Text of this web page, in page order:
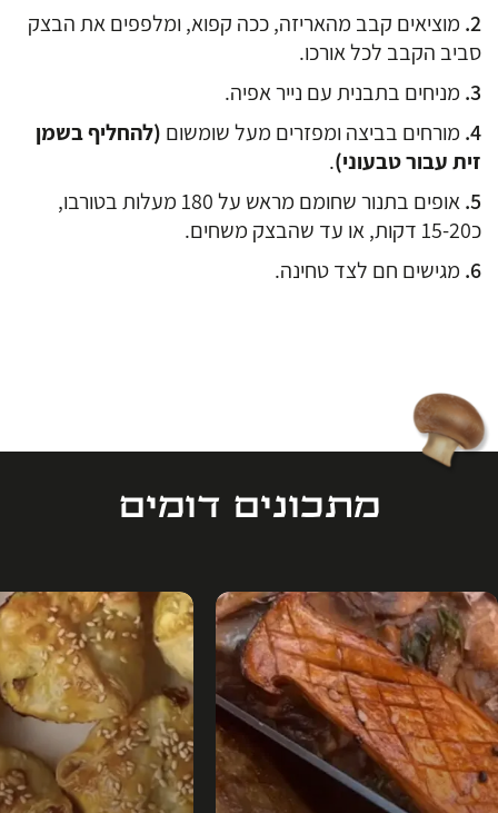
מוציאים קבב מהאריזה, ככה קפוא, ומלפפים את הבצק
סביב הקבב לכל אורכו.
מניחים בתבנית עם נייר אפיה.
מורחים בביצה ומפזרים מעל שומשום (להחליף בשמן
זית עבור טבעוני).
אופים בתנור שחומם מראש על 180 מעלות בטורבו,
כ15-20 דקות, או עד שהבצק משחים.
מגישים חם לצד טחינה.
מתכונים דומים